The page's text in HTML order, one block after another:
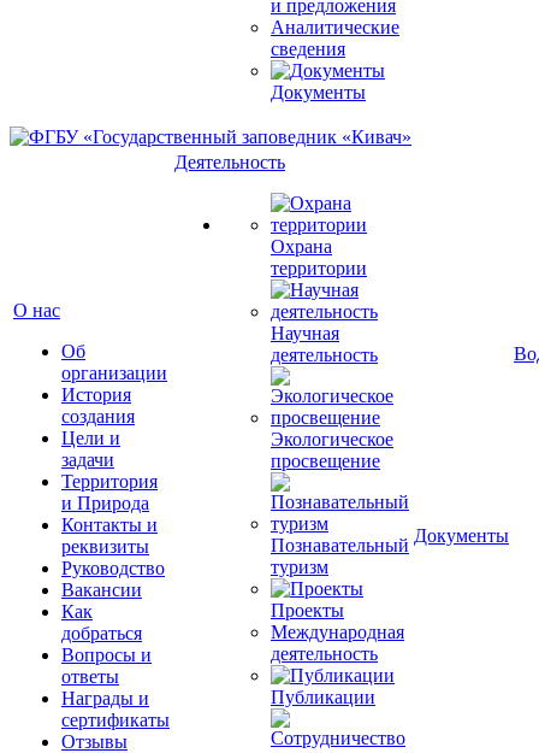
и предложения
Аналитические
сведения
Документы
О нас
Об
организации
История
создания
Цели и
задачи
Территория
и Природа
Контакты и
реквизиты
Руководство
Вакансии
Как
добраться
Вопросы и
ответы
Награды и
сертификаты
Отзывы
Деятельность
Охрана
территории
Научная
деятельность
Экологическое
просвещение
Познавательный
туризм
Проекты
Международная
деятельность
Публикации
Документы